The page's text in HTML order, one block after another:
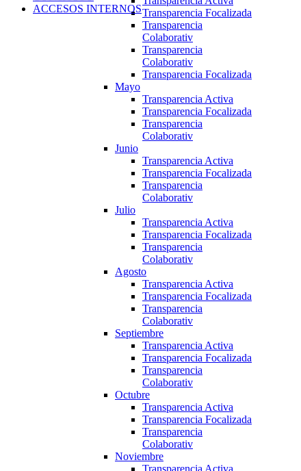
Transparencia Focalizada
Transparencia
Colaborativ
Transparencia
Colaborativ
Transparencia Focalizada
Mayo
Transparencia Activa
Transparencia Focalizada
Transparencia
Colaborativ
Junio
Transparencia Activa
Transparencia Focalizada
Transparencia
Colaborativ
Julio
Transparencia Activa
Transparencia Focalizada
Transparencia
Colaborativ
Agosto
Transparencia Activa
Transparencia Focalizada
Transparencia
Colaborativ
Septiembre
Transparencia Activa
Transparencia Focalizada
Transparencia
Colaborativ
Octubre
Transparencia Activa
Transparencia Focalizada
Transparencia
Colaborativ
Noviembre
Transparencia Activa
ACCESOS INTERNOS